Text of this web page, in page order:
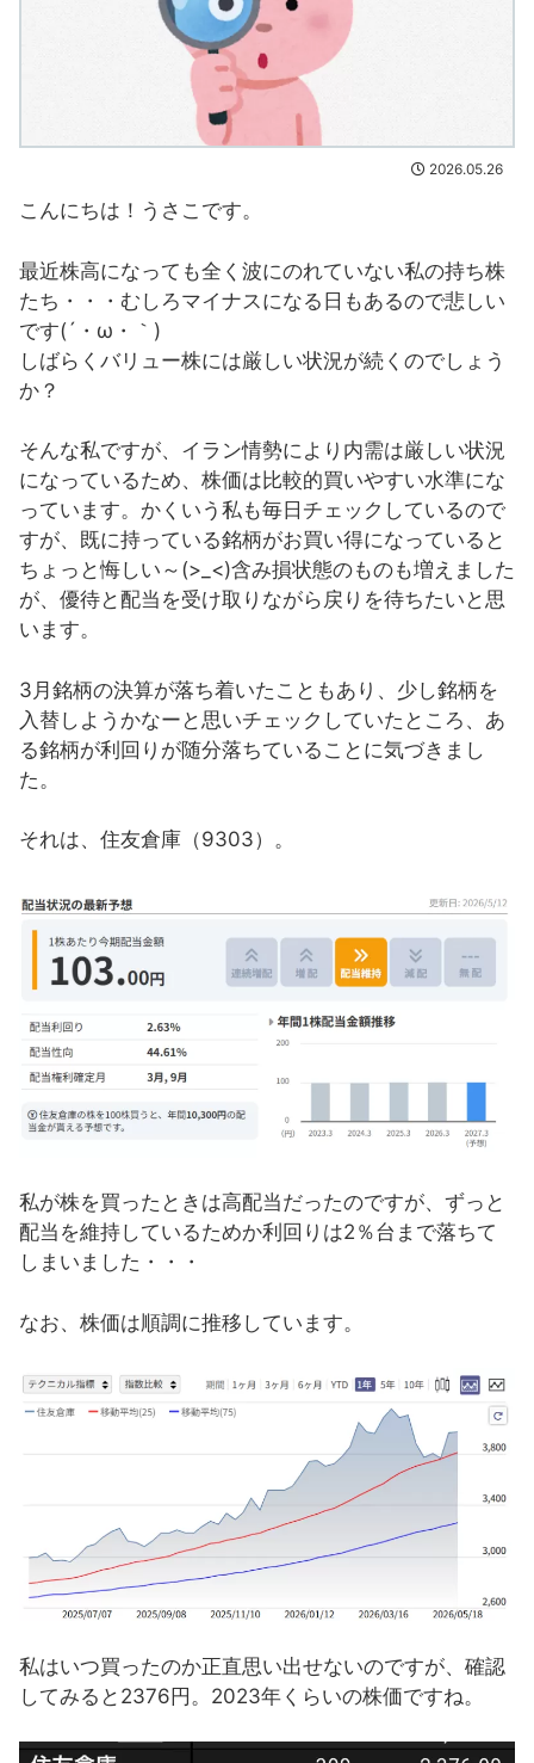
2026.05.26
こんにちは！うさこです。
最近株高になっても全く波にのれていない私の持ち株
たち・・・むしろマイナスになる日もあるので悲しい
です(´・ω・｀)
しばらくバリュー株には厳しい状況が続くのでしょう
か？
そんな私ですが、イラン情勢により内需は厳しい状況
になっているため、株価は比較的買いやすい水準にな
っています。かくいう私も毎日チェックしているので
すが、既に持っている銘柄がお買い得になっていると
ちょっと悔しい～(>_<)含み損状態のものも増えました
が、優待と配当を受け取りながら戻りを待ちたいと思
います。
3月銘柄の決算が落ち着いたこともあり、少し銘柄を
入替しようかなーと思いチェックしていたところ、あ
る銘柄が利回りが随分落ちていることに気づきまし
た。
それは、住友倉庫（9303）。
私が株を買ったときは高配当だったのですが、ずっと
配当を維持しているためか利回りは2％台まで落ちて
しまいました・・・
なお、株価は順調に推移しています。
私はいつ買ったのか正直思い出せないのですが、確認
してみると2376円。2023年くらいの株価ですね。